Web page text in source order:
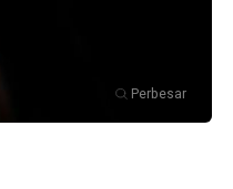
Perbesar